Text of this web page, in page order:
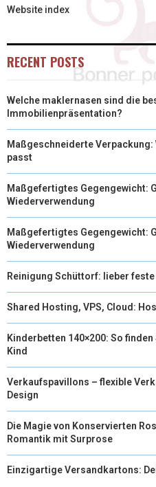
Website index
RECENT POSTS
Welche maklernasen sind die
Immobilienpräsentation?
Maßgeschneiderte Verpackung:
passt
Maßgefertigtes Gegengewicht:
Wiederverwendung
Maßgefertigtes Gegengewicht:
Wiederverwendung
Reinigung Schüttorf: lieber
Shared Hosting, VPS, Cloud:
Kinderbetten 140×200: So
Kind
Verkaufspavillons – flexible
Design
Die Magie von Konservierten
Romantik mit Surprose
Einzigartige Versandkartons: